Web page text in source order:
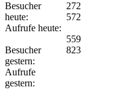
Besucher
heute:
Aufrufe heute:
Besucher
gestern:
Aufrufe
gestern:
272
572
559
823